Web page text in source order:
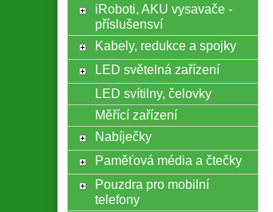
iRoboti, AKU vysavače -
příslušensví
Kabely, redukce a spojky
LED světelná zařízení
LED svítilny, čelovky
Měřící zařízení
Nabíječky
Paměťová média a čtečky
Pouzdra pro mobilní
telefony